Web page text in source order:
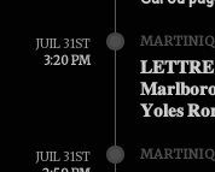
JUIL 31ST
3:20 PM
𝐋𝐄𝐓𝐓𝐑𝐄
𝐘𝐨𝐥𝐞𝐬
JUIL 31ST